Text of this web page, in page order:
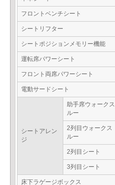
フロントベンチシート
シートリフター
シートポジションメモリー機能
運転席パワーシート
フロント両席パワーシート
電動サードシート
シートアレン
ジ
助手席ウォークス
ルー
2列目ウォークス
ルー
2列目シート
3列目シート
床下ラゲージボックス